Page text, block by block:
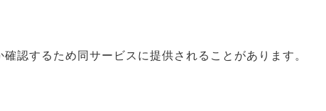
認するため同サービスに提供されることがあります。